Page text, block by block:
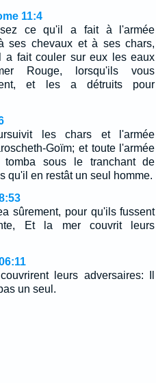
11:4
ce qu'il a fait à l'armée
ses chevaux et à ses chars,
a fait couler sur eux les eaux
Rouge, lorsqu'ils vous
et les a détruits pour
les chars et l'armée
Goïm; et toute l'armée
tomba sous le tranchant de
qu'il en restât un seul homme.
sûrement, pour qu'ils fussent
Et la mer couvrit leurs
leurs adversaires: Il
un seul.